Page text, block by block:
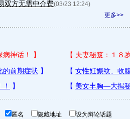
双方无需中介费(03/23 12:24)
更多>>
匿名 隐藏地址 设为辩论话题